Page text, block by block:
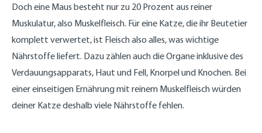
Doch eine Maus besteht nur zu 20 Prozent aus reiner
Muskulatur, also Muskelfleisch. Für eine Katze, die ihr Beutetier
komplett verwertet, ist Fleisch also alles, was wichtige
Nährstoffe liefert. Dazu zählen auch die Organe inklusive des
Verdauungsapparats, Haut und Fell, Knorpel und Knochen. Bei
einer einseitigen Ernährung mit reinem Muskelfleisch würden
deiner Katze deshalb viele Nährstoffe fehlen.